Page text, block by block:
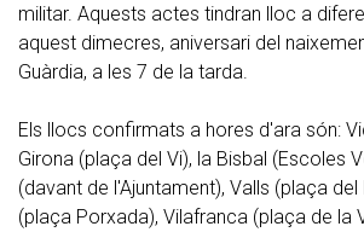
militar. Aquests actes tindran lloc a
aquest dimecres, aniversari del
Guàrdia, a les 7 de la tarda.
Els llocs confirmats a hores d'ara són:
Girona (plaça del Vi), la Bisbal (Escoles
(davant de l'Ajuntament), Valls (plaça del
(plaça Porxada), Vilafranca (plaça de la